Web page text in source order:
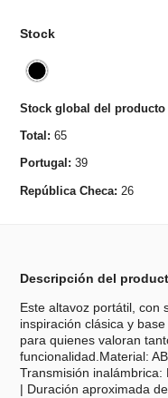
Stock
Stock global del producto
Total: 65
Portugal: 39
República Checa: 26
Descripción del
Este altavoz portátil, con
inspiración clásica y
para quienes valoran
funcionalidad.Material:
Transmisión
| Duración aproximada